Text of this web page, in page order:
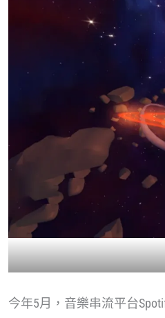
今年5月，音樂串流平台